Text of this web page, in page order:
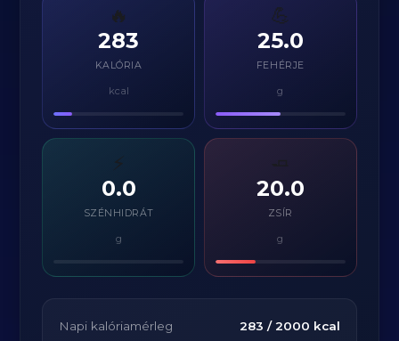
🔥
283
KALÓRIA
kcal
💪
25.0
FEHÉRJE
g
⚡
0.0
SZÉNHIDRÁT
g
20.0
ZSÍR
g
Napi kalóriamérleg 283 / 2000 kcal